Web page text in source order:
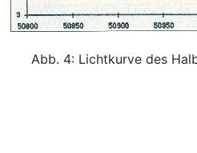
Abb. 4: Lichtkurve des